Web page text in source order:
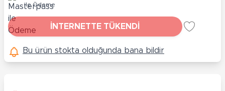
ile Ödeme
İNTERNETTE TÜKENDİ
Bu ürün stokta olduğunda bana bildir